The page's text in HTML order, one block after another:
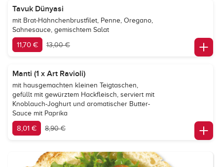
Tavuk Dünyasi
mit Brat-Hähnchenbrustfilet, Penne, Oregano,
Sahnesauce, gemischtem Salat
11,70 € 13,00 €
Manti (1 x Art Ravioli)
mit hausgemachten kleinen Teigtaschen,
gefüllt mit gewürztem Hackfleisch, serviert mit
Knoblauch-Joghurt und aromatischer Butter-
Sauce mit Paprika
8,01 € 8,90 €